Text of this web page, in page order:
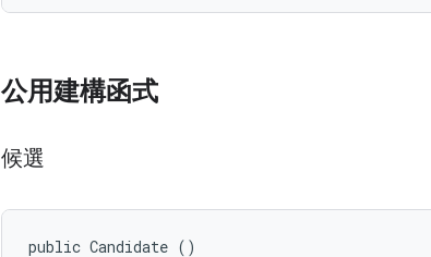
公用建構函式
候選
public Candidate ()